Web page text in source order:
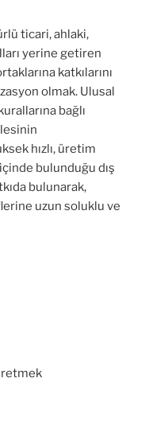
ticari, ahlaki,
yerine getiren
katkılarını
olmak. Ulusal
bağlı
hızlı, üretim
bulunduğu dış
bulunarak,
uzun soluklu ve